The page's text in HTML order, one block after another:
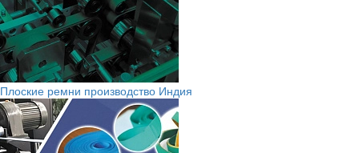
Плоские ремни производство Индия